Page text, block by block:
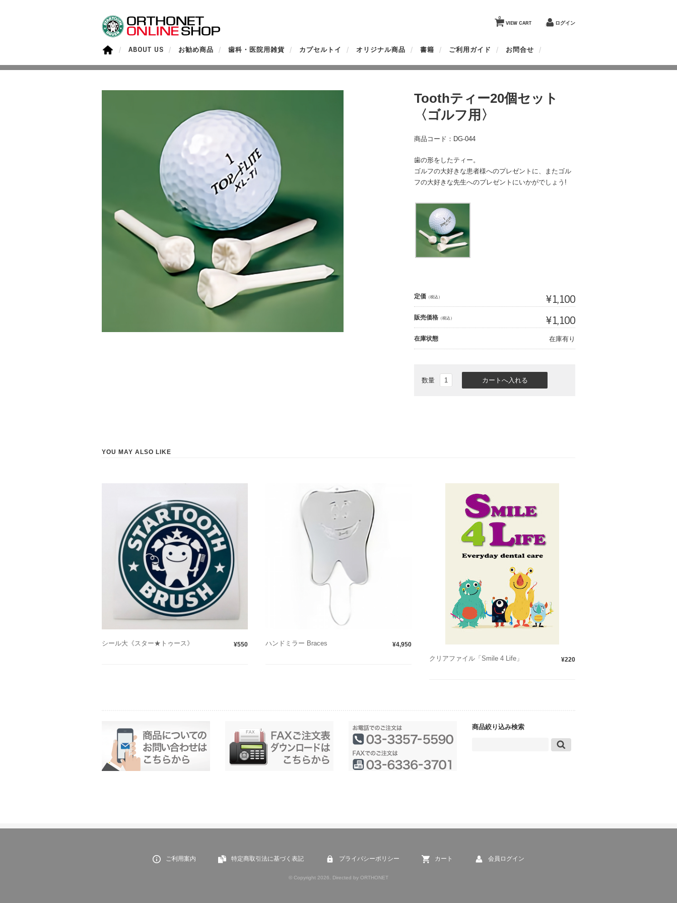
VIEW CART
0
ログイン
ABOUT US お勧め商品 歯科・医院用雑貨 カプセルトイ オリジナル商品 書籍 ご利用ガイド お問合せ
Toothティー20個セット
〈ゴルフ用〉
商品コード：DG-044
歯の形をしたティー。
ゴルフの大好きな患者様へのプレゼントに、またゴル
フの大好きな先生へのプレゼントにいかがでしょう!
定価 （税込） ¥1,100
販売価格 （税込） ¥1,100
在庫状態 在庫有り
数量
YOU MAY ALSO LIKE
シール大《スター★トゥース》 ¥550 ハンドミラー Braces ¥4,950
クリアファイル「Smile 4 Life」 ¥220
商品絞り込み検索
ご利用案内 特定商取引法に基づく表記 プライバシーポリシー カート 会員ログイン
© Copyright 2026. Directed by ORTHONET